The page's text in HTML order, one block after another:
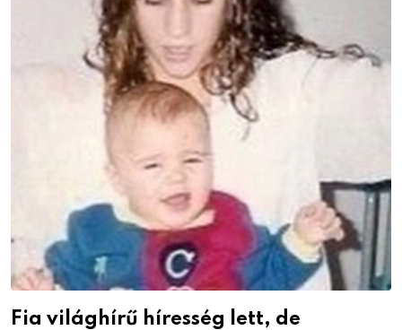
Fia világhírű híresség lett, de